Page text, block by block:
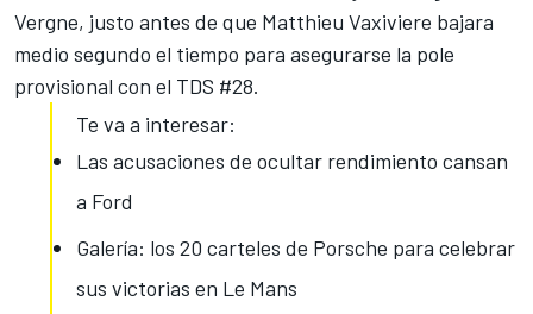
Vergne, justo antes de que Matthieu Vaxiviere bajara
medio segundo el tiempo para asegurarse la pole
provisional con el TDS #28.
Te va a interesar:
Las acusaciones de ocultar rendimiento cansan
a Ford
Galería: los 20 carteles de Porsche para celebrar
sus victorias en Le Mans